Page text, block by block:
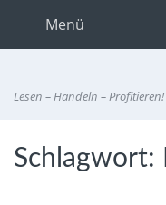
Menü
Lesen – Handeln – Profitieren!
Schlagwort: